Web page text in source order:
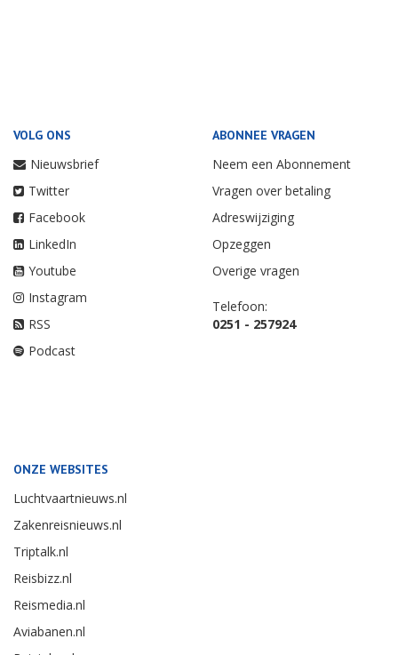
VOLG ONS
Nieuwsbrief
Twitter
Facebook
LinkedIn
Youtube
Instagram
RSS
Podcast
ABONNEE VRAGEN
Neem een Abonnement
Vragen over betaling
Adreswijziging
Opzeggen
Overige vragen
Telefoon:
0251 - 257924
ONZE WEBSITES
Luchtvaartnieuws.nl
Zakenreisnieuws.nl
Triptalk.nl
Reisbizz.nl
Reismedia.nl
Aviabanen.nl